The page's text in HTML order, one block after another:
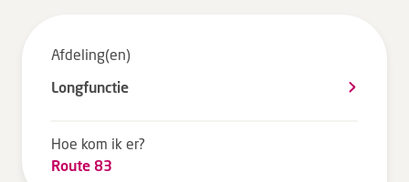
Tarieven en vergoeding
Uw gegevens
Afdeling(en)
Longfunctie
Hoe kom ik er?
Route 83